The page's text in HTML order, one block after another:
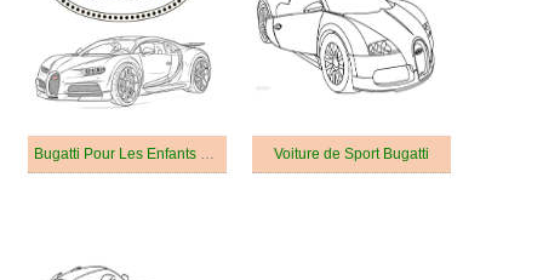
Bugatti Pour Les Enfants De 1 An Voiture de Sport Bugatti